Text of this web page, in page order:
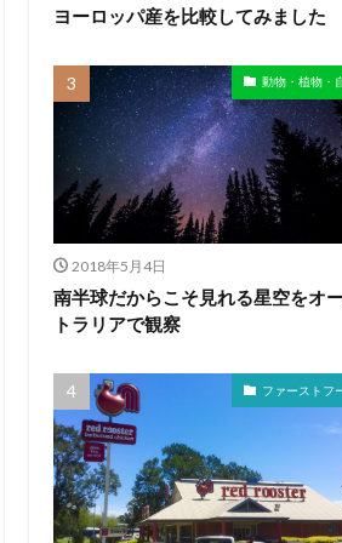
ヨーロッパ産を比較してみました
動物・植物・
2018年5月4日
南半球だからこそ見れる星空をオ
トラリアで観察
ファーストフ